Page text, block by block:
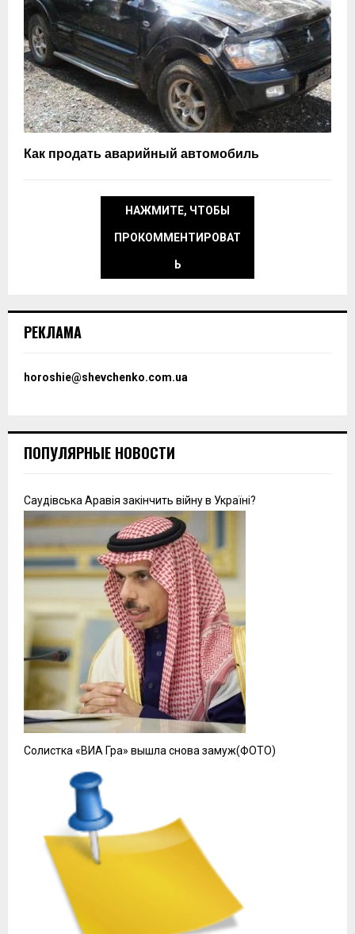
Как продать аварийный автомобиль
НАЖМИТЕ, ЧТОБЫ
ПРОКОММЕНТИРОВАТ
Ь
РЕКЛАМА
horoshie@shevchenko.com.ua
ПОПУЛЯРНЫЕ НОВОСТИ
Саудівська Аравія закінчить війну в Україні?
Солистка «ВИА Гра» вышла снова замуж(ФОТО)